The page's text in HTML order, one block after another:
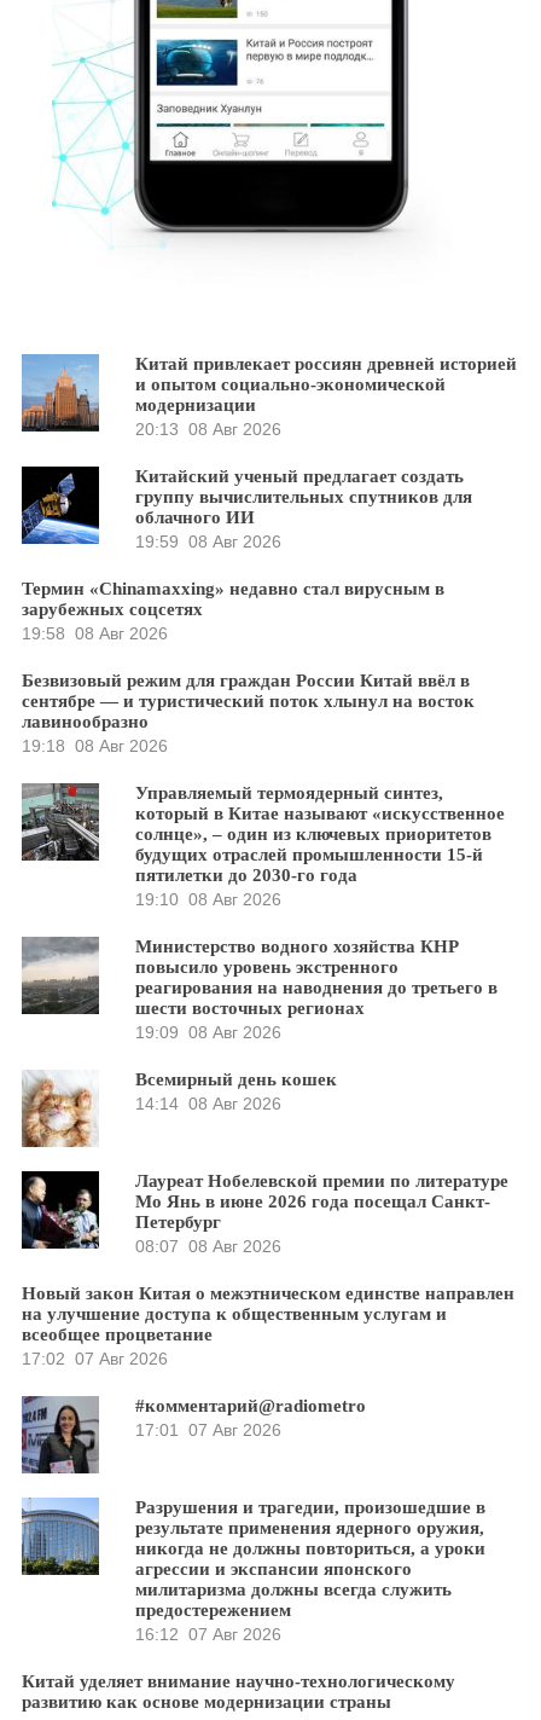
Китай привлекает россиян древней историей
и опытом социально-экономической
модернизации
20:13 08 Авг 2026
Китайский ученый предлагает создать
группу вычислительных спутников для
облачного ИИ
19:59 08 Авг 2026
Термин «Chinamaxxing» недавно стал вирусным в
зарубежных соцсетях
19:58 08 Авг 2026
Безвизовый режим для граждан России Китай ввёл в
сентябре — и туристический поток хлынул на восток
лавинообразно
19:18 08 Авг 2026
Управляемый термоядерный синтез,
который в Китае называют «искусственное
солнце», – один из ключевых приоритетов
будущих отраслей промышленности 15-й
пятилетки до 2030-го года
19:10 08 Авг 2026
Министерство водного хозяйства КНР
повысило уровень экстренного
реагирования на наводнения до третьего в
шести восточных регионах
19:09 08 Авг 2026
Всемирный день кошек
14:14 08 Авг 2026
Лауреат Нобелевской премии по литературе
Мо Янь в июне 2026 года посещал Санкт-
Петербург
08:07 08 Авг 2026
Новый закон Китая о межэтническом единстве направлен
на улучшение доступа к общественным услугам и
всеобщее процветание
17:02 07 Авг 2026
#комментарий@radiometro
17:01
07 Авг 2026
Разрушения и трагедии, произошедшие в
результате применения ядерного оружия,
никогда не должны повториться, а уроки
агрессии и экспансии японского
милитаризма должны всегда служить
предостережением
16:12 07 Авг 2026
Китай уделяет внимание научно-технологическому
развитию как основе модернизации страны